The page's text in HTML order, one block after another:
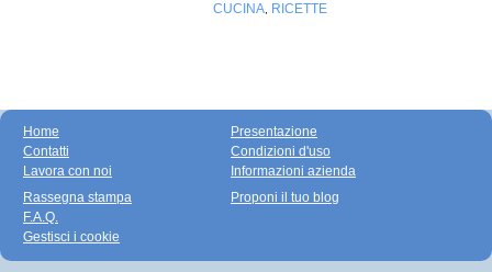
CUCINA RICETTE
Home
Contatti
Lavora con noi
Presentazione
Condizioni d'uso
Informazioni azienda
Rassegna stampa
F.A.Q.
Gestisci i cookie
Proponi il tuo blog